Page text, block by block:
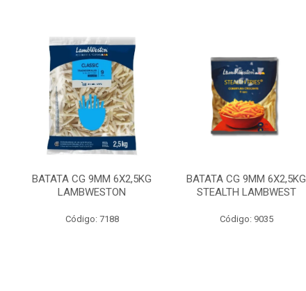
BATATA CG 9MM 6X2,5KG
LAMBWESTON
Código: 7188
BATATA CG 9MM 6X2,5KG
STEALTH LAMBWEST
Código: 9035